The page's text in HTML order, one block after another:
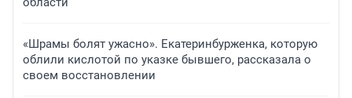
«Шрамы болят ужасно». Екатеринбурженка, которую
облили кислотой по указке бывшего, рассказала о
своем восстановлении